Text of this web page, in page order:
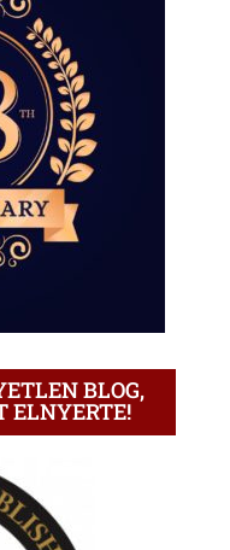
BLOG,
ELNYERTE!